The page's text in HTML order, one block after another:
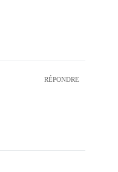
RÉPONDRE